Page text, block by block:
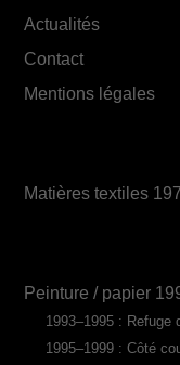
Actualités
Contact
Mentions légales
Matières textiles
Peinture / papier
1993–1995 : Refuge
1995–1999 : Côté